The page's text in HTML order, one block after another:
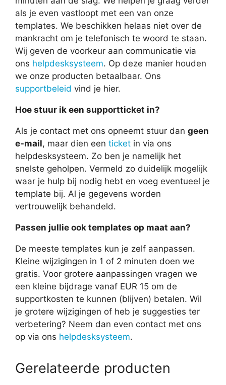
als je even vastloopt met een van onze
templates. We beschikken helaas niet over de
mankracht om je telefonisch te woord te staan.
Wij geven de voorkeur aan communicatie via
ons helpdesksysteem. Op deze manier houden
we onze producten betaalbaar. Ons
supportbeleid vind je hier.
Hoe stuur ik een supportticket in?
Als je contact met ons opneemt stuur dan geen
e-mail, maar dien een ticket in via ons
helpdesksysteem. Zo ben je namelijk het
snelste geholpen. Vermeld zo duidelijk mogelijk
waar je hulp bij nodig hebt en voeg eventueel je
template bij. Al je gegevens worden
vertrouwelijk behandeld.
Passen jullie ook templates op maat aan?
De meeste templates kun je zelf aanpassen.
Kleine wijzigingen in 1 of 2 minuten doen we
gratis. Voor grotere aanpassingen vragen we
een kleine bijdrage vanaf EUR 15 om de
supportkosten te kunnen (blijven) betalen. Wil
je grotere wijzigingen of heb je suggesties ter
verbetering? Neem dan even contact met ons
op via ons helpdesksysteem.
Gerelateerde producten